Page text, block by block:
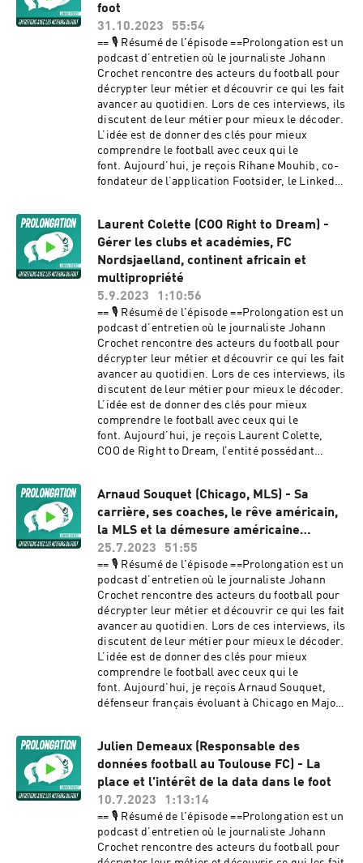
prolongationpodcast@gmail.com Hébergé par
Acast. Visitez acast.com/privacy pour plus
d'informations.
l’environnement du club et son ADN, la mise en
place d’une identité collective et le choix crucial
de l’entraîneur.Nous sommes également
revenus sur ses expériences plus globales à
Nice et Parme, sur l’évolution du football,
l’arrivée des capitaux étrangers dans le foot
européen et bien d’autres sujets.== 🎧 Écouter
le podcast ==Le podcast est disponible sur
l'intégralité des plateformes : Apple Podcast,
Google Podcast, Spotify, Deezer, Stitcher,
Podcast Addict, Podinstall...N'hésitez pas à
mettre les 5 étoiles ⭐⭐⭐⭐⭐ sur Apple Podcasts
réseaux sociaux ==Retrouvez le podcast sur
Twitter.Podcast réalisé par Johann CrochetPour
toute question :
prolongationpodcast@gmail.com== ⚽ 🇮🇹
Podcast Calcio e pepe ==Découvrez également le
podcast Calcio e pepe, dédié à l'actualité et à
l'analyse du football
italien.https://calcioepepe.fr/ Hébergé par
Acast. Visitez acast.com/privacy pour plus
d'informations.
foot
31.10.2023
55:54
== 🎙️ Résumé de l'épisode ==Prolongation est un
podcast d’entretien où le journaliste Johann
Crochet rencontre des acteurs du football pour
décrypter leur métier et découvrir ce qui les fait
avancer au quotidien. Lors de ces interviews, ils
discutent de leur métier pour mieux le décoder.
L’idée est de donner des clés pour mieux
comprendre le football avec ceux qui le
font. Aujourd’hui, je reçois Rihane Mouhib, co-
fondateur de l’application Footsider, le LinkedIn
déroulement du journée de détection et les
conseils offerts aux jeunes joueurs.Nous
sommes également revenus sur les essais
décrochés dans des clubs pros par plusieurs
joueurs, leur retour d’expérience avec
notamment un invité supplémentaire dans ce
podcast, Benjamin Idaro, recruté par Bologne
(Serie A), ainsi que sur les grandes lignes du
projet.== 🎧 Écouter le podcast ==Le podcast est
disponible sur l'intégralité des plateformes :
Apple Podcast, Google Podcast, Spotify, Deezer,
Stitcher, Podcast Addict, Podinstall...N'hésitez
pas à mettre les 5 étoiles ⭐⭐⭐⭐⭐ sur Apple
Podcasts pour faire découvrir ce podcast à un
maximum d'amateurs de football.== 📱 Le
podcast sur les réseaux sociaux ==Retrouvez le
prolongationpodcast@gmail.com🔝 Merci
Poupou HK, Hovito, Ionel et Virgile pour vos
dons à travers la plateforme Acast Supporter
ces dernières semaines. Hébergé par Acast.
Visitez acast.com/privacy pour plus
d'informations.
Laurent Colette (COO Right to Dream) -
Gérer les clubs et académies, FC
Nordsjaelland, continent africain et
multipropriété
5.9.2023
1:10:56
== 🎙️ Résumé de l'épisode ==Prolongation est un
podcast d’entretien où le journaliste Johann
Crochet rencontre des acteurs du football pour
décrypter leur métier et découvrir ce qui les fait
avancer au quotidien. Lors de ces interviews, ils
discutent de leur métier pour mieux le décoder.
L’idée est de donner des clés pour mieux
comprendre le football avec ceux qui le
font. Aujourd’hui, je reçois Laurent Colette,
COO de Right to Dream, l’entité possédant
propriétaire de la future franchise de MLS à San
Diego.Avec lui, nous avons évoqué son parcours,
ses expériences à Rome et à Marseille, mais
aussi la grande transformation économique du
Barça où il a travaillé pendant près de 10
ans.Nous sommes également revenus sur son
rôle au sein de Right to Dream, le modèle
économique de cette entité mêlant académies et
clubs professionnels ainsi que sur le modèle de
multipropriété.== 🎧 Écouter le podcast ==Le
podcast est disponible sur l'intégralité des
plateformes : Apple Podcast, Google Podcast,
Spotify, Deezer, Stitcher, Podcast Addict,
Podinstall...N'hésitez pas à mettre les 5 étoiles
de football.== 📱 Le podcast sur les réseaux
sociaux ==Retrouvez le podcast sur Twitter.Pour
toute question :
prolongationpodcast@gmail.com🔝 Merci
Poupou HK, Hovito, Ionel et Virgile pour vos
dons à travers la plateforme Acast Supporter
ces dernières semaines. Hébergé par Acast.
Visitez acast.com/privacy pour plus
Arnaud Souquet (Chicago, MLS) - Sa
carrière, ses coaches, le rêve américain,
la MLS et la démesure américaine…
25.7.2023
51:55
== 🎙️ Résumé de l'épisode ==Prolongation est un
podcast d’entretien où le journaliste Johann
Crochet rencontre des acteurs du football pour
décrypter leur métier et découvrir ce qui les fait
avancer au quotidien. Lors de ces interviews, ils
discutent de leur métier pour mieux le décoder.
L’idée est de donner des clés pour mieux
comprendre le football avec ceux qui le
font. Aujourd’hui, je reçois Arnaud Souquet,
défenseur français évoluant à Chicago en Major
Montpellier et le plaisir d’avoir joué sous les
ordres de Lucien Favre.Nous sommes
également revenus sur son arrivée aux Etats-
Unis, son acclimatation à un nouvel
environnement, sur les habitudes américaines,
sur la saison avec Chicago et sur le niveau du
championnat américain.== 🎧 Écouter le
podcast ==Le podcast est disponible sur
Julien Demeaux (Responsable des
données football au Toulouse FC) - La
place et l'intérêt de la data dans le foot
10.7.2023
1:13:14
== 🎙️ Résumé de l'épisode ==Prolongation est un
podcast d’entretien où le journaliste Johann
Crochet rencontre des acteurs du football pour